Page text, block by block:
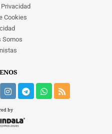
Cookies
Somos
by